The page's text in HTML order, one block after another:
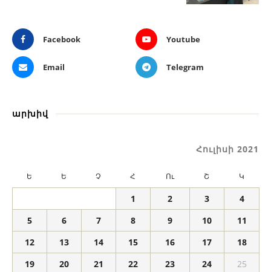
Facebook Youtube
Email Telegram
արխիվ
Հուլիսի 2021
Ե Ե Չ Հ Ու Շ Կ
1 2 3
4
5
6 7 8 9 10
11
12
13 14 15 16 17
18
19
20 21 22 23 24
25